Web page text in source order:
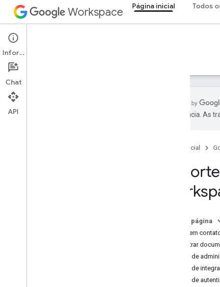
Workspace Página inicial Todos
Página inicial
Visão geral
preferência. As
Página inicial
Nesta página
Entrar em
Encontrar
APIs de
APIs de
APIs de
Informações
Chat
API